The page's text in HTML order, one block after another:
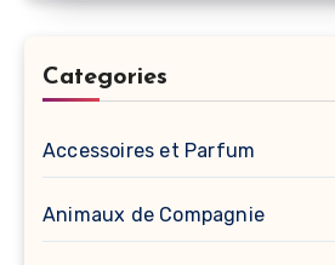
Categories
Accessoires et Parfum
Animaux de Compagnie